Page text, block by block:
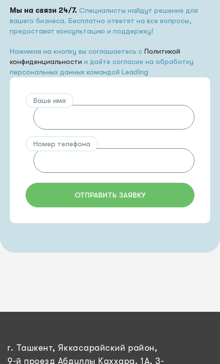
Мы на связи 24/7. Специалисты найдут решение для
вашего бизнеса. Бесплатно ответят на все вопросы,
предоставят консультацию и поддержку!
Нажимая на кнопку вы соглашаетесь с Политикой
конфиденциальности и даёте согласие на обработку
персональных данных командой Leading
Ваше имя
Номер телефона
ОТПРАВИТЬ ЗАЯВКУ
г. Ташкент, Яккасарайский район,
9-й проезд Абдуллы Каххара, 1А, 3-